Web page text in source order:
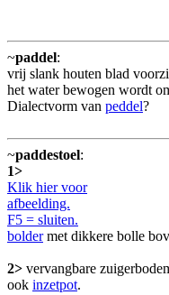
~paddel:
vrij slank houten blad
het water bewogen wordt
Dialectvorm van peddel?
~paddestoel:
1>
Klik hier voor
afbeelding.
F5 = sluiten.
boldermet dikkere bolle
2> vervangbare
ook inzetpot.